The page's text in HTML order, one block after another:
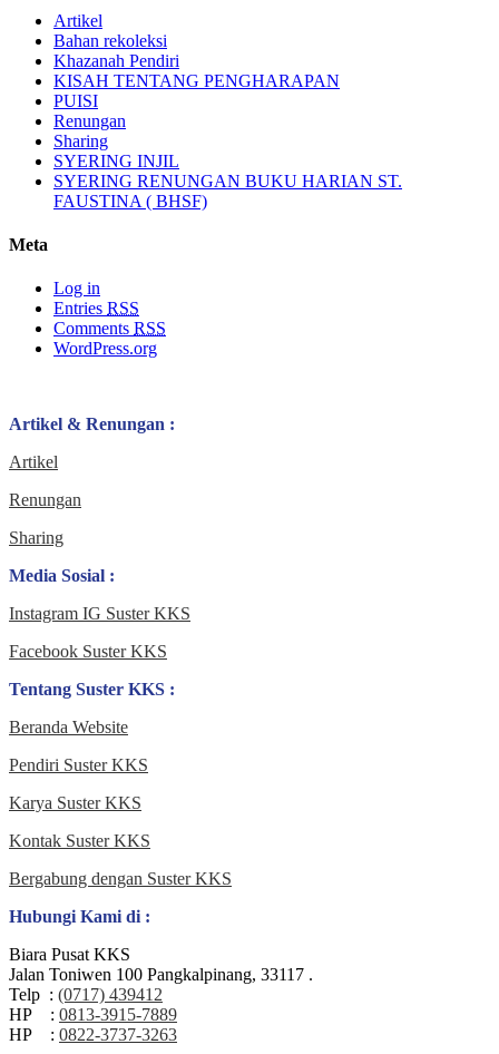
Artikel
Bahan rekoleksi
Khazanah Pendiri
KISAH TENTANG PENGHARAPAN
PUISI
Renungan
Sharing
SYERING INJIL
SYERING RENUNGAN BUKU HARIAN ST.
FAUSTINA ( BHSF)
Meta
Log in
Entries RSS
Comments RSS
WordPress.org
Artikel & Renungan :
Artikel
Renungan
Sharing
Media Sosial :
Instagram IG Suster KKS
Facebook Suster KKS
Tentang Suster KKS :
Beranda Website
Pendiri Suster KKS
Karya Suster KKS
Kontak Suster KKS
Bergabung dengan Suster KKS
Hubungi Kami di :
Biara Pusat KKS
Jalan Toniwen 100 Pangkalpinang, 33117 .
Telp : (0717) 439412
HP : 0813-3915-7889
HP : 0822-3737-3263